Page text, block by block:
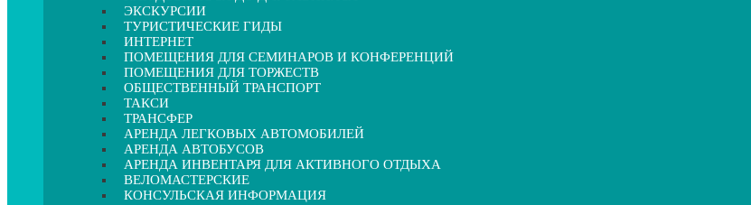
ЭКСКУРСИИ
ТУРИСТИЧЕСКИЕ ГИДЫ
ИНТЕРНЕТ
ПОМЕЩЕНИЯ ДЛЯ СЕМИНАРОВ И КОНФЕРЕНЦИЙ
ПОМЕЩЕНИЯ ДЛЯ ТОРЖЕСТВ
ОБЩЕСТВЕННЫЙ ТРАНСПОРТ
ТАКСИ
ТРАНСФЕР
АРЕНДА ЛЕГКОВЫХ АВТОМОБИЛЕЙ
АРЕНДА АВТОБУСОВ
АРЕНДА ИНВЕНТАРЯ ДЛЯ АКТИВНОГО ОТДЫХА
ВЕЛОМАСТЕРСКИЕ
КОНСУЛЬСКАЯ ИНФОРМАЦИЯ